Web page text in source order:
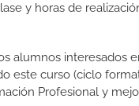
y horas de
alumnos
este curso (ciclo
Profesional y